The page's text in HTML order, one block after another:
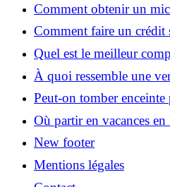
Comment obtenir un
justificatif ?
Comment faire un crédit
Quel est le meilleur
cheveux efficace ? Notre
À quoi ressemble une
Peut-on tomber enceinte
prend la pilule ?
Où partir en vacances
New footer
Mentions légales